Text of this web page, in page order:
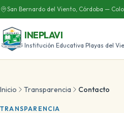
San Bernardo del Viento, Córdoba —
INEPLAVI
Institución Educativa Playas del
Inicio Transparencia Contacto
TRANSPARENCIA